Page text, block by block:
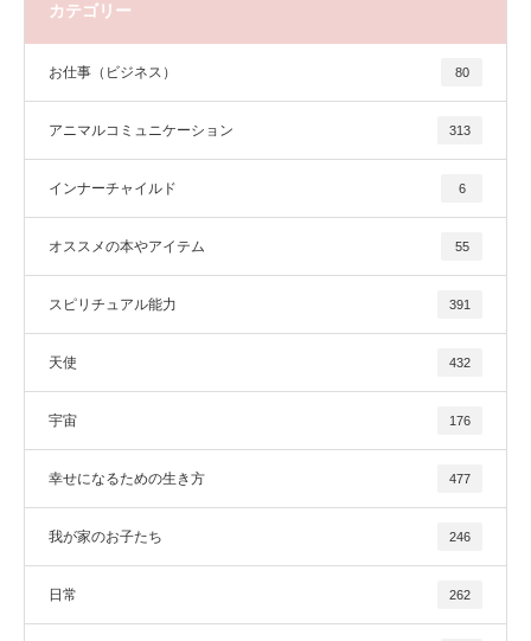
カテゴリー
お仕事（ビジネス） 80
アニマルコミュニケーション 313
インナーチャイルド 6
オススメの本やアイテム 55
スピリチュアル能力 391
天使 432
宇宙 176
幸せになるための生き方 477
我が家のお子たち 246
日常 262